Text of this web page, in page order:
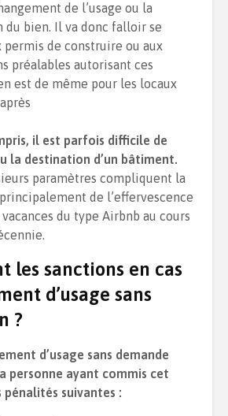
de l’usage ou la
du bien. Il va donc falloir se
permis de construire ou aux
préalables autorisant ces
est de même pour les locaux
il est parfois difficile de
la destination d’un bâtiment.
paramètres compliquent la
de l’effervescence
du type Airbnb au cours
les sanctions en cas
d’usage sans
?
d’usage sans demande
personne ayant commis cet
pénalités suivantes :